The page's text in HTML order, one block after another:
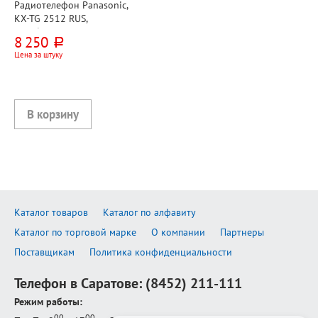
Радиотелефон Panasonic,
KX-TG 2512 RUS,
серебристый, АОН есть,
справочник 50 номеров,
дисплей есть, спикерфон
8 250 руб.
Цена за штуку
Каталог товаров
Каталог по алфавиту
Каталог по торговой марке
О компании
Партнеры
Поставщикам
Политика конфиденциальности
Телефон в Саратове: (8452) 211-111
Режим работы: